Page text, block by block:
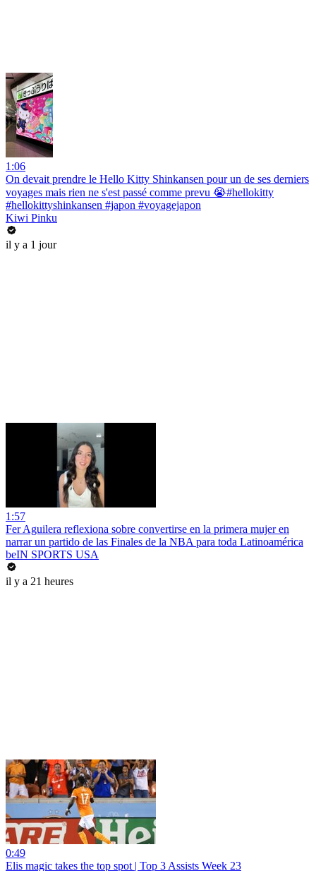
1:06
On devait prendre le Hello Kitty Shinkansen pour un de ses derniers
voyages mais rien ne s'est passé comme prevu 😭#hellokitty
#hellokittyshinkansen #japon #voyagejapon
Kiwi Pinku
il y a 1 jour
1:57
Fer Aguilera reflexiona sobre convertirse en la primera mujer en
narrar un partido de las Finales de la NBA para toda Latinoamérica
beIN SPORTS USA
il y a 21 heures
0:49
Elis magic takes the top spot | Top 3 Assists Week 23